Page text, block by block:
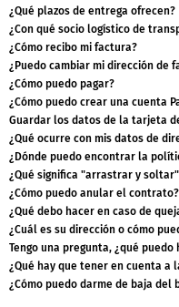
¿Qué plazos de entrega ofrecen?
¿Con qué socio logístico de
¿Cómo recibo mi factura?
¿Puedo cambiar mi dirección de
¿Cómo puedo pagar?
¿Cómo puedo crear una cuenta
Guardar los datos de la tarjeta
¿Qué ocurre con mis datos de
¿Dónde puedo encontrar la
¿Qué significa "arrastrar y
¿Cómo puedo anular el contrato?
¿Qué debo hacer en caso de
¿Cuál es su dirección o cómo
Tengo una pregunta, ¿qué puedo
¿Qué hay que tener en cuenta a
¿Cómo puedo darme de baja del